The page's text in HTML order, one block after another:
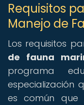
Requisitos
Manejo de
Los requisitos
de fauna
programa
especialización
es común que